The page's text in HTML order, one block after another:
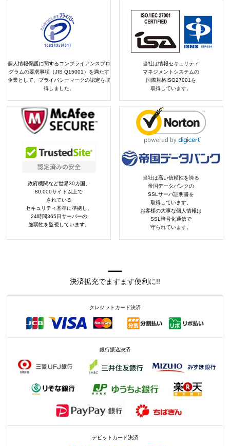
個人情報保護に関するコンプライアンスプロ
グラムの要求事項（JIS Q15001）を満たす
企業として、プライバシーマークの認定を取
得しました。
当社は情報セキュリティ
マネジメントシステムの
国際規格ISO27001を
取得しています。
政府機関など世界30カ国、
80,000サイト以上で
されている
セキュリティ基準に準拠し、
24時間365日サーバーの
脆弱性を監視しています。
当社は高い信頼性を誇る
帝国データバンクの
SSLサーバ証明書を
取得しています。
お客様の大事な個人情報は
SSL暗号化通信で
守られています。
決済拡充でますます便利に!!
クレジットカード決済
銀行振込決済
デビットカード決済